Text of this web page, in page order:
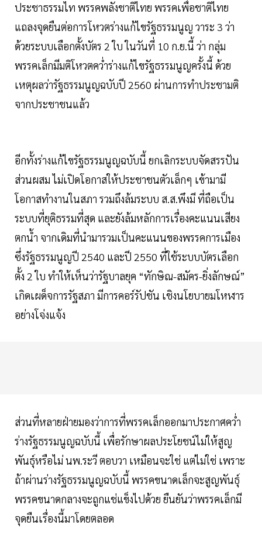
ประชาธรรมไท พรรคพลังชาติไทย พรรคเพื่อชาติไทย
แถลงจุดยืนต่อการโหวตร่างแก้ไขรัฐธรรมนูญ วาระ 3 ว่า
ด้วยระบบเลือกตั้งบัตร 2 ใบ ในวันที่ 10 ก.ย.นี้ ว่า กลุ่ม
พรรคเล็กมีมติโหวตคว่ำร่างแก้ไขรัฐธรรมนูญครั้งนี้ ด้วย
เหตุผลว่ารัฐธรรมนูญฉบับปี 2560 ผ่านการทำประชามติ
จากประชาชนแล้ว
อีกทั้งร่างแก้ไขรัฐธรรมนูญฉบับนี้ ยกเลิกระบบจัดสรรปัน
ส่วนผสม ไม่เปิดโอกาสให้ประชาชนตัวเล็กๆ เข้ามามี
โอกาสทำงานในสภา รวมถึงล้มระบบ ส.ส.พึงมี ที่ถือเป็น
ระบบที่ยุติธรรมที่สุด และยังล้มหลักการเรื่องคะแนนเสียง
ตกน้ำ จากเดิมที่นำมารวมเป็นคะแนนของพรรคการเมือง
ซึ่งรัฐธรรมนูญปี 2540 และปี 2550 ที่ใช้ระบบบัตรเลือก
ตั้ง 2 ใบ ทำให้เห็นว่ารัฐบาลยุค “ทักษิณ-สมัคร-ยิ่งลักษณ์”
เกิดเผด็จการรัฐสภา มีการคอร์รัปชัน เชิงนโยบายมโหฬาร
อย่างโจ่งแจ้ง
ส่วนที่หลายฝ่ายมองว่าการที่พรรคเล็กออกมาประกาศคว่ำ
ร่างรัฐธรรมนูญฉบับนี้ เพื่อรักษาผลประโยชน์ไม่ให้สูญ
พันธุ์หรือไม่ นพ.ระวี ตอบวา เหมือนจะใช่ แต่ไม่ใช่ เพราะ
ถ้าผ่านร่างรัฐธรรมนูญฉบับนี้ พรรคขนาดเล็กจะสูญพันธุ์
พรรคขนาดกลางจะถูกแช่แข็งไปด้วย ยืนยันว่าพรรคเล็กมี
จุดยืนเรื่องนี้มาโดยตลอด